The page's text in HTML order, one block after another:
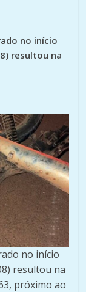
no início
resultou na
no início
resultou na
próximo ao